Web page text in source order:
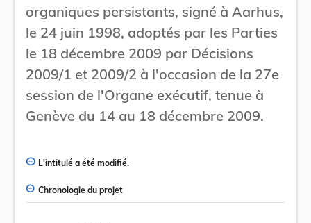
organiques persistants, signé à Aarhus,
le 24 juin 1998, adoptés par les Parties
le 18 décembre 2009 par Décisions
2009/1 et 2009/2 à l'occasion de la 27e
session de l'Organe exécutif, tenue à
Genève du 14 au 18 décembre 2009.
L'intitulé a été modifié.
Chronologie du projet